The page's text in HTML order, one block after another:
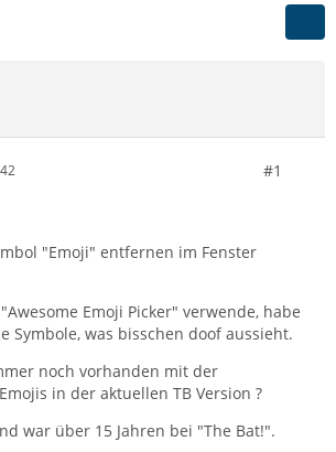
#1
"Emoji" entfernen im Fenster
Emoji Picker" verwende, habe
Symbole, was bisschen doof aussieht.
noch vorhanden mit der
in der aktuellen TB Version ?
war über 15 Jahren bei "The Bat!".